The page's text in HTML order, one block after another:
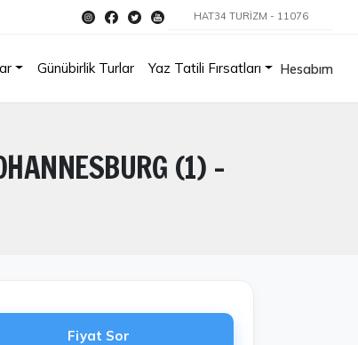
HAT34 TURİZM - 11076
Günübirlik Turlar Yaz Tatili Fırsatları Hesabım
(1) –
Fiyat Sor